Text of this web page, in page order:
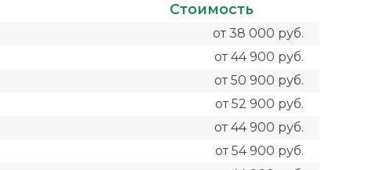
Стоимость
от 38 000 руб.
от 44 900 руб.
от 50 900 руб.
от 52 900 руб.
от 44 900 руб.
от 54 900 руб.